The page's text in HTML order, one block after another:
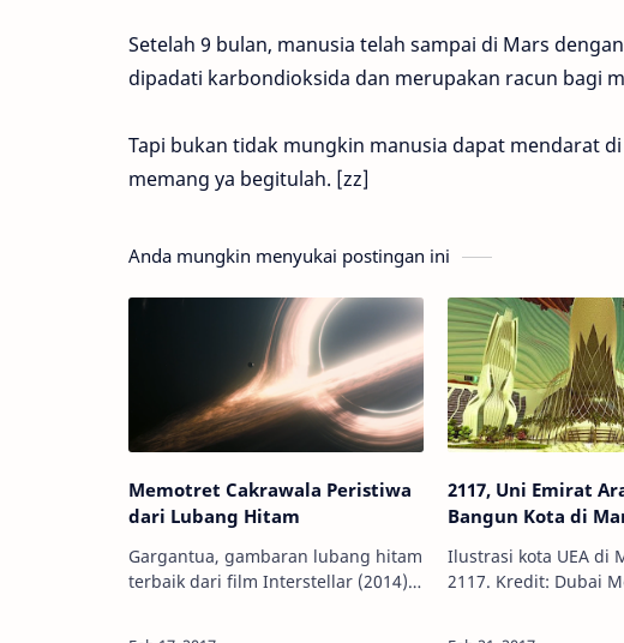
Setelah 9 bulan, manusia telah sampai di Mars
dipadati karbondioksida dan merupakan racun bagi
Tapi bukan tidak mungkin manusia dapat mendarat
memang ya begitulah. [zz]
Anda mungkin menyukai postingan ini
Memotret Cakrawala Peristiwa
dari Lubang Hitam
Gargantua, gambaran lubang hitam
terbaik dari film Interstellar (2014).
2117, Uni Emirat
Bangun Kota di
Ilustrasi kota UEA di
2117. Kredit: Dubai